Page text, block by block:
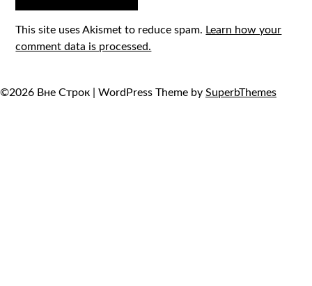
This site uses Akismet to reduce spam. Learn how your
comment data is processed.
©2026 Вне Строк | WordPress Theme by SuperbThemes